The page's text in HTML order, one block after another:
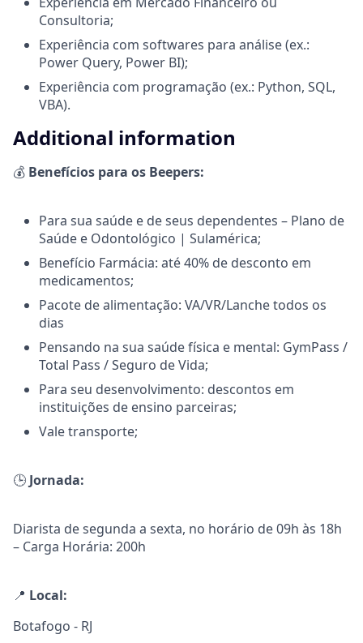
Consultoria;
Experiência com softwares para análise (ex.:
Power Query, Power BI);
Experiência com programação (ex.: Python, SQL,
VBA).
Additional information
💰 Benefícios para os Beepers:
Para sua saúde e de seus dependentes – Plano de
Saúde e Odontológico | Sulamérica;
Benefício Farmácia: até 40% de desconto em
medicamentos;
Pacote de alimentação: VA/VR/Lanche todos os
dias
Pensando na sua saúde física e mental: GymPass /
Total Pass / Seguro de Vida;
Para seu desenvolvimento: descontos em
instituições de ensino parceiras;
Vale transporte;
🕒 Jornada:
Diarista de segunda a sexta, no horário de 09h às 18h
– Carga Horária: 200h
📍 Local:
Botafogo - RJ